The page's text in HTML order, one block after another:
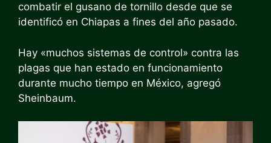
combatir el gusano de tornillo desde que se
identificó en Chiapas a fines del año pasado.
Hay «muchos sistemas de control» contra las
plagas que han estado en funcionamiento
durante mucho tiempo en México, agregó
Sheinbaum.